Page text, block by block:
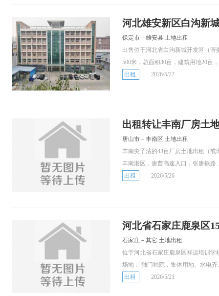
河北雄安新区白沟新
保定市－雄安县 土地出租
出售位于河北省白沟新城开发区（
500米，总面积30亩，建筑用地20亩
出租
2026/5/27
出租转让丰南厂房土
唐山市－丰南区 土地出租
丰南尖子沽的43亩厂房土地出租（
丰南港区，唐曹高速入口，张唐铁路
出租
2026/5/26
河北省石家庄鹿泉区
石家庄－其它 土地出租
位于河北省石家庄鹿泉区祥运培训学
场地： 独门独院，集体用地。水电齐
出租
2026/5/21